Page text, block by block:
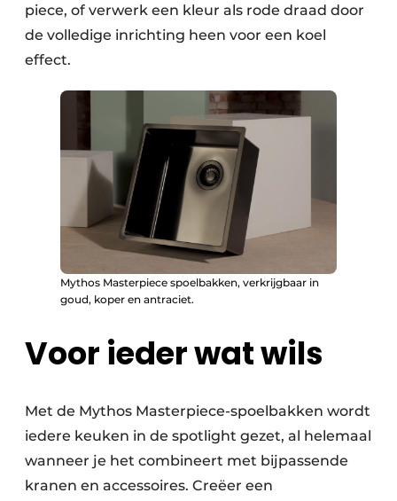
piece, of verwerk een kleur als rode draad door
de volledige inrichting heen voor een koel
effect.
Mythos Masterpiece spoelbakken, verkrijgbaar in
goud, koper en antraciet.
Voor ieder wat wils
Met de Mythos Masterpiece-spoelbakken wordt
iedere keuken in de spotlight gezet, al helemaal
wanneer je het combineert met bijpassende
kranen en accessoires. Creëer een